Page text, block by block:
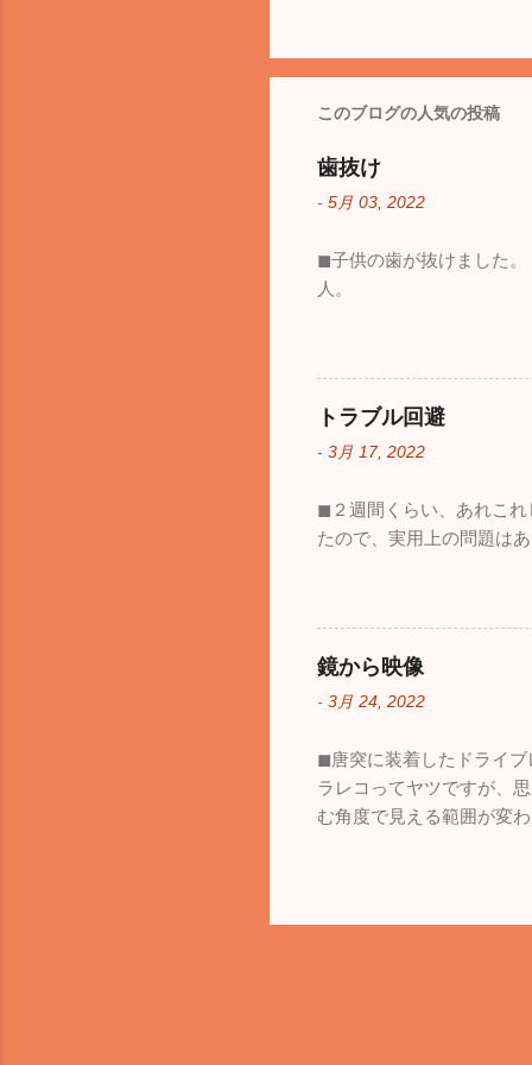
このブログの人気の投稿
歯抜け
- 5月 03, 2022
◼︎子供の歯が抜けました
人。
トラブル回避
- 3月 17, 2022
◼︎２週間くらい、あれこ
たので、実用上の問題は
鏡から映像
- 3月 24, 2022
◼︎唐突に装着したドライブ
ラレコってヤツですが、
む角度で見える範囲が変